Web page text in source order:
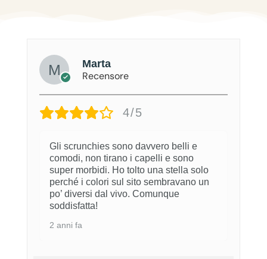
Marta
Recensore
4/5
Gli scrunchies sono davvero belli e
comodi, non tirano i capelli e sono
super morbidi. Ho tolto una stella solo
perché i colori sul sito sembravano un
po’ diversi dal vivo. Comunque
soddisfatta!
2 anni fa